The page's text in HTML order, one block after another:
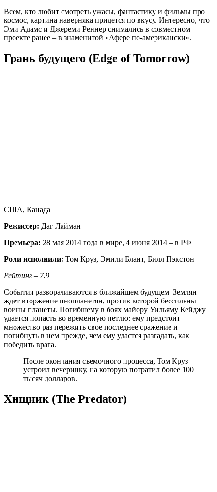
Всем, кто любит смотреть ужасы, фантастику и фильмы про
космос, картина наверняка придется по вкусу. Интересно, что
Эми Адамс и Джереми Реннер снимались в совместном
проекте ранее – в знаменитой «Афере по-американски».
Грань будущего (Edge of Tomorrow)
США, Канада
Режиссер: Даг Лайман
Премьера: 28 мая 2014 года в мире, 4 июня 2014 – в РФ
Роли исполнили: Том Круз, Эмили Блант, Билл Пэкстон
Рейтинг – 7.9
События разворачиваются в ближайшем будущем. Землян
ждет вторжение инопланетян, против которой бессильны
воины планеты. Погибшему в боях майору Уильяму Кейджу
удается попасть во временную петлю: ему предстоит
множество раз пережить свое последнее сражение и
погибнуть в нем прежде, чем ему удастся разгадать, как
победить врага.
После окончания съемочного процесса, Том Круз
устроил вечеринку, на которую потратил более 100
тысяч долларов.
Хищник (The Predator)